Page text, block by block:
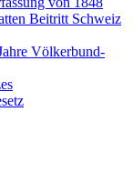
Beitritt Schweiz
Völkerbund-